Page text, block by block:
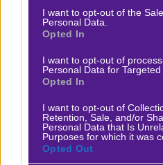
consent section.
I want to opt-out of the
Personal Data.
Opted In
I want to opt-out of
Personal Data for Targeted
Opted In
I want to opt-out of
Retention, Sale, and/or
Personal Data that Is
Purposes for which it was
Opted Out
BetBoom vs Heroic
E-Sports 23.11.2025
Heroic
Αποτέλεσμα: 2-0